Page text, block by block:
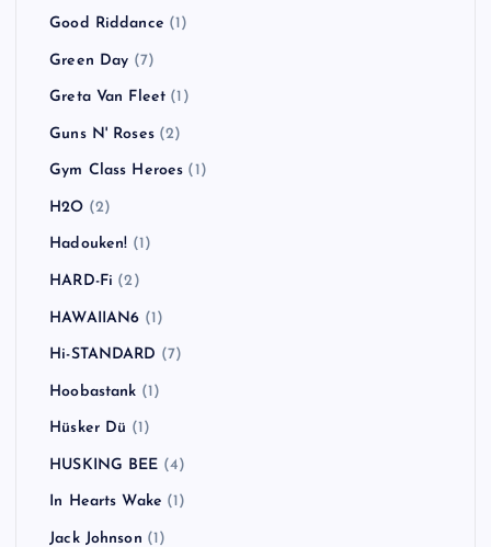
Good Riddance (1)
Green Day (7)
Greta Van Fleet (1)
Guns N' Roses(2)
Gym Class Heroes (1)
H2O (2)
Hadouken! (1)
HARD-Fi (2)
HAWAIIAN6 (1)
Hi-STANDARD (7)
Hoobastank (1)
Hüsker Dü (1)
HUSKING BEE (4)
In Hearts Wake (1)
Jack Johnson (1)